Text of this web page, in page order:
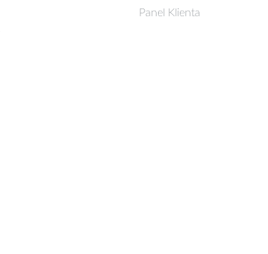
Panel Klienta